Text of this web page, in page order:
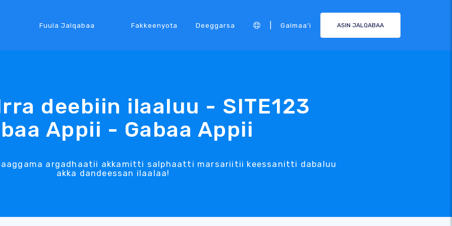
Fuula Jalqabaa Fakkeenyota Deeggarsa Galmaa'i ASIN JALQABAA
deebiin ilaaluu - SITE123
Appii - Gabaa Appii
argadhaatii akkamitti salphaatti marsariitii keessanitti dabaluu
akka dandeessan ilaalaa!